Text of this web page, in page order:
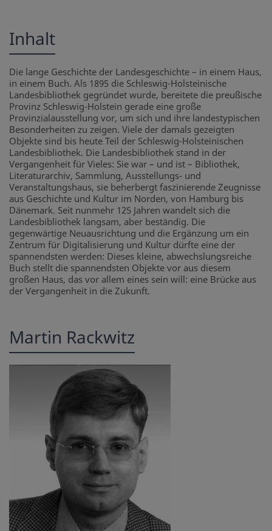
Inhalt
Die lange Geschichte der Landesgeschichte – in einem Haus,
in einem Buch. Als 1895 die Schleswig-Holsteinische
Landesbibliothek gegründet wurde, bereitete die preußische
Provinz Schleswig-Holstein gerade eine große
Provinzialausstellung vor, um sich und ihre landestypischen
Besonderheiten zu zeigen. Viele der damals gezeigten
Objekte sind bis heute Teil der Schleswig-Holsteinischen
Landesbibliothek. Die Landesbibliothek stand in der
Vergangenheit für Vieles: Sie war – und ist – Bibliothek,
Literaturarchiv, Sammlung, Ausstellungs- und
Veranstaltungshaus, sie beherbergt faszinierende Zeugnisse
aus Geschichte und Kultur im Norden, von Hamburg bis
Dänemark. Seit nunmehr 125 Jahren wandelt sich die
Landesbibliothek langsam, aber beständig. Die
gegenwärtige Neuausrichtung und die Ergänzung um ein
Zentrum für Digitalisierung und Kultur dürfte eine der
spannendsten werden: Dieses kleine, abwechslungsreiche
Buch stellt die spannendsten Objekte vor aus diesem
großen Haus, das vor allem eines sein will: eine Brücke aus
der Vergangenheit in die Zukunft.
Martin Rackwitz